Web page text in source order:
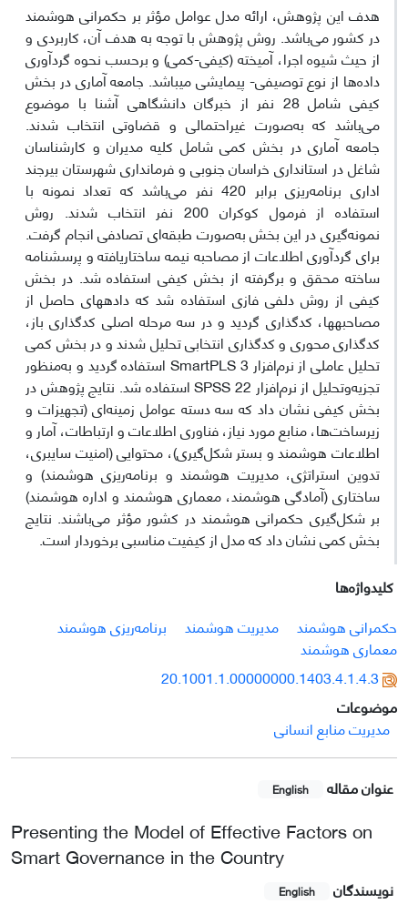
هدف این پژوهش، ارائه مدل عوامل مؤثر بر حکمرانی هوشمند
در کشور می‌باشد. روش پژوهش با توجه به هدف آن، کاربردی و
از حیث شیوه اجرا، آمیخته (کیفی-کمی) و برحسب نحوه گردآوری
داده‌ها از نوع توصیفی- پیمایشی می‎باشد. جامعه آماری در بخش
کیفی شامل 28 نفر از خبرگان دانشگاهی آشنا با موضوع
می‌باشد که به‌صورت غیراحتمالی و قضاوتی انتخاب شدند.
جامعه آماری در بخش کمی شامل کلیه مدیران و کارشناسان
شاغل در استانداری خراسان جنوبی و فرمانداری شهرستان بیرجند
اداری برنامه‌ریزی برابر 420 نفر می‌باشد که تعداد نمونه با
استفاده از فرمول کوکران 200 نفر انتخاب شدند. روش‌
نمونه‌گیری در این بخش به‌صورت طبقه‌ای تصادفی انجام گرفت.
برای گردآوری اطلاعات از مصاحبه نیمه‎ ساختاریافته و پرسشنامه
ساخته محقق و برگرفته از بخش کیفی استفاده شد. در بخش
کیفی از روش دلفی فازی استفاده شد که داده‎های حاصل از
مصاحبه­ها، کدگذاری گردید و در سه مرحله اصلی کدگذاری باز،
کدگذاری محوری و کدگذاری انتخابی تحلیل شدند و در بخش کمی
تحلیل عاملی از نرم‌افزار SmartPLS 3 استفاده گردید و به‌منظور
تجزیه‌‌وتحلیل از نرم‌افزار SPSS 22 استفاده شد. نتایج پژوهش در
بخش کیفی نشان داد که سه دسته عوامل زمینه‌ای (تجهیزات و
زیرساخت‌ها، منابع مورد نیاز، فناوری اطلاعات و ارتباطات، آمار و
اطلاعات هوشمند و بستر شکل‌گیری)، محتوایی (امنیت سایبری،
تدوین استراتژی، مدیریت هوشمند و برنامه‌ریزی هوشمند) و
ساختاری (آمادگی هوشمند، معماری هوشمند و اداره هوشمند)
بر شکل‌گیری حکمرانی هوشمند در کشور مؤثر می‌باشند. نتایج
بخش کمی نشان داد که مدل از کیفیت مناسبی برخوردار است.
کلیدواژه‌ها
حکمرانی هوشمند
مدیریت هوشمند
برنامه‌ریزی هوشمند
معماری هوشمند
20.1001.1.00000000.1403.4.1.4.3
موضوعات
مدیریت منابع انسانی
عنوان مقاله English
Presenting the Model of Effective Factors on
Smart Governance in the Country
نویسندگان English